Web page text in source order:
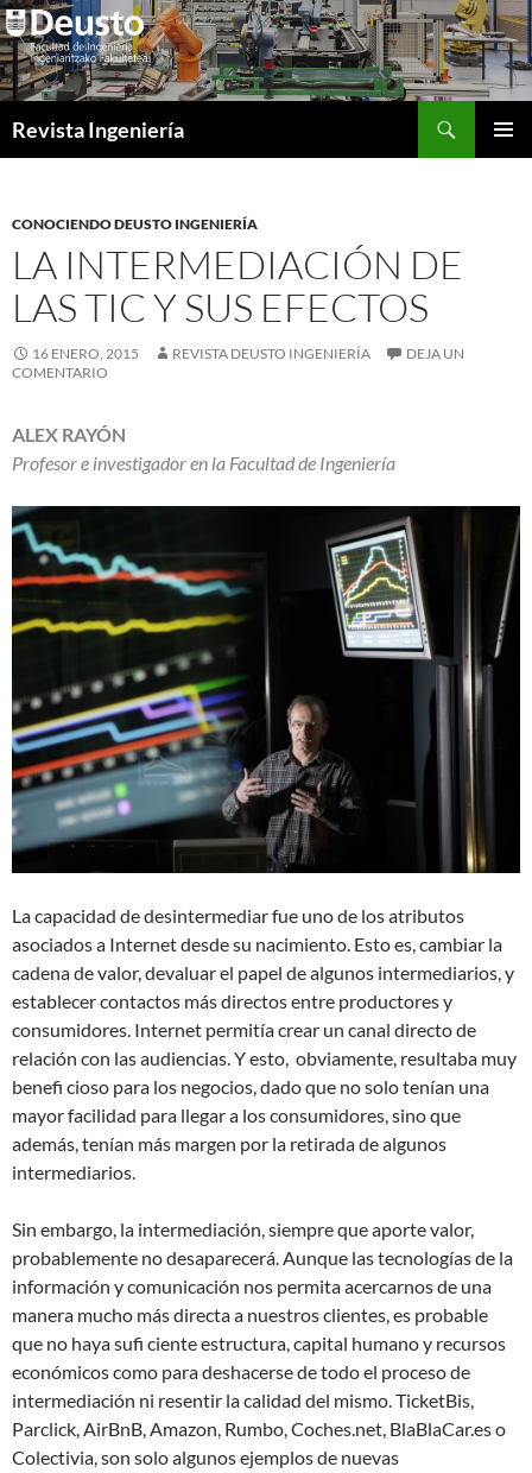
Saltar
al
contenido
Revista Ingeniería
CONOCIENDO DEUSTO INGENIERÍA
LA INTERMEDIACIÓN DE
LAS TIC Y SUS EFECTOS
16 ENERO, 2015 REVISTA DEUSTO INGENIERÍA
DEJA UN
COMENTARIO
ALEX RAYÓN
Profesor e investigador en la Facultad de Ingeniería
La capacidad de desintermediar fue uno de los atributos
asociados a Internet desde su nacimiento. Esto es, cambiar la
cadena de valor, devaluar el papel de algunos intermediarios, y
establecer contactos más directos entre productores y
consumidores. Internet permitía crear un canal directo de
relación con las audiencias. Y esto, obviamente, resultaba muy
benefi cioso para los negocios, dado que no solo tenían una
mayor facilidad para llegar a los consumidores, sino que
además, tenían más margen por la retirada de algunos
intermediarios.
Sin embargo, la intermediación, siempre que aporte valor,
probablemente no desaparecerá. Aunque las tecnologías de la
información y comunicación nos permita acercarnos de una
manera mucho más directa a nuestros clientes, es probable
que no haya sufi ciente estructura, capital humano y recursos
económicos como para deshacerse de todo el proceso de
intermediación ni resentir la calidad del mismo. TicketBis,
Parclick, AirBnB, Amazon, Rumbo, Coches.net, BlaBlaCar.es o
Colectivia, son solo algunos ejemplos de nuevas